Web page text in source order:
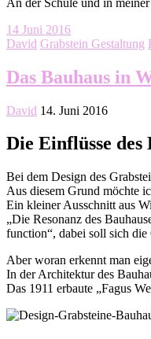
14 Juni 2016
David Grabstein Gestaltung
Das Bauhaus in
David 14. Juni 2016
Die Einflüsse des
Bei dem Design des
Aus diesem Grund möchte
Ein kleiner Ausschnitt aus
„Die Resonanz des
function“, dabei soll sich
Aber woran erkennt man
In der Architektur des
Das 1911 erbaute „Fagus